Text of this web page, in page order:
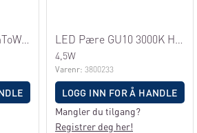
4,5W
Varenr: 3800233
LOGG INN FOR Å HANDLE
Mangler du tilgang?
Registrer deg her!